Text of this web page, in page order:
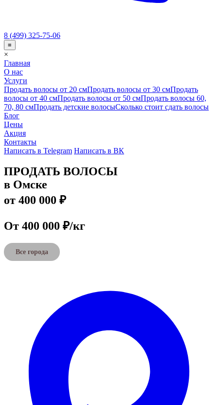
8 (499) 325-75-06
≡
×
Главная
О нас
Услуги
Продать волосы от 20 смПродать волосы от 30 смПродать
волосы от 40 смПродать волосы от 50 смПродать волосы 60,
70, 80 смПродать детские волосыСколько стоит сдать волосы
Блог
Цены
Акция
Контакты
Написать в Telegram Написать в ВК
ПРОДАТЬ ВОЛОСЫ
в Омске
от 400 000 ₽
От 400 000 ₽/кг
Все города